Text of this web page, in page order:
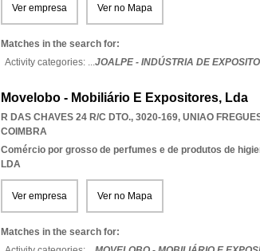
Ver empresa Ver no Mapa
Matches in the search for:
Activity categories: ...JOALPE - INDÚSTRIA DE
Movelobo - Mobiliário E Expositores, Lda
R DAS CHAVES 24 R/C DTO., 3020-169, UNIAO
COIMBRA
Comércio por grosso de perfumes e de produtos de
LDA
Ver empresa Ver no Mapa
Matches in the search for: